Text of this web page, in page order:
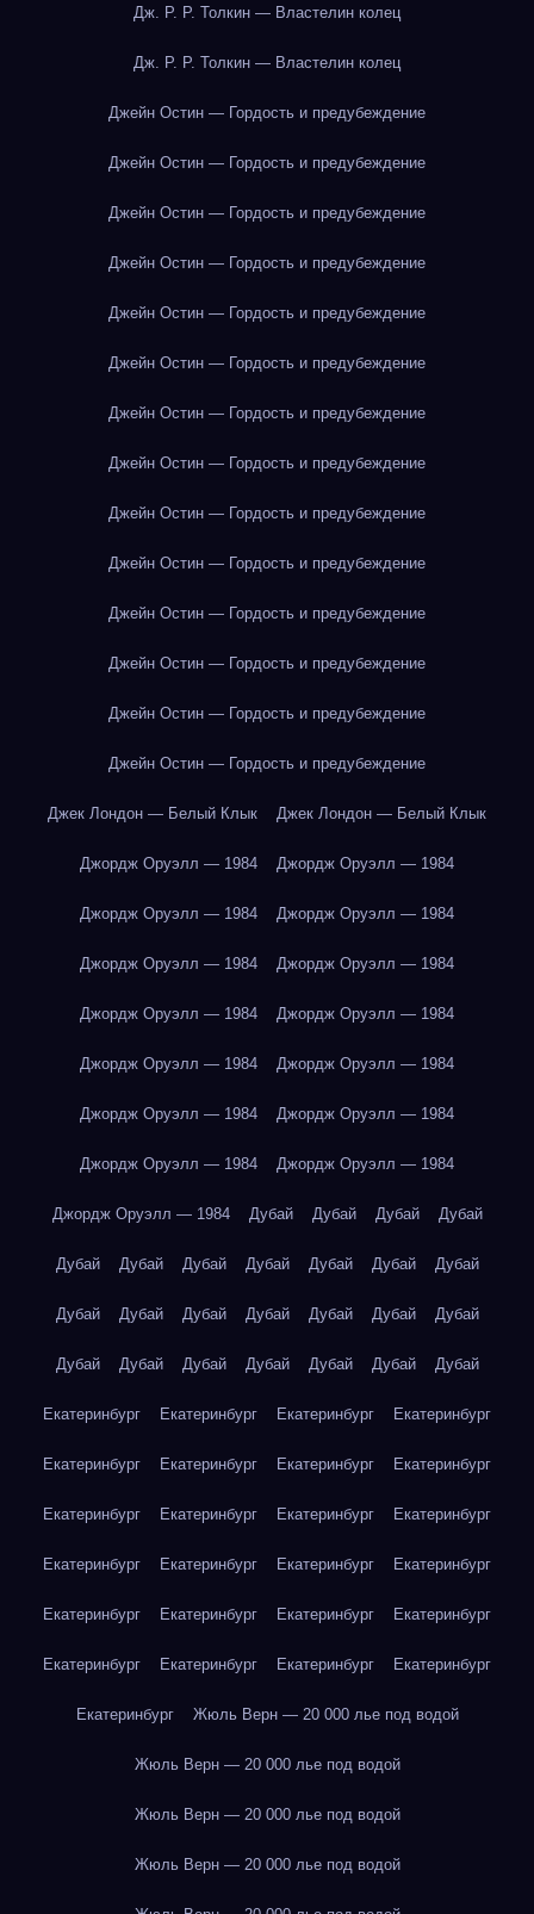
Дж. Р. Р. Толкин — Властелин колец
Дж. Р. Р. Толкин — Властелин колец
Джейн Остин — Гордость и предубеждение
Джейн Остин — Гордость и предубеждение
Джейн Остин — Гордость и предубеждение
Джейн Остин — Гордость и предубеждение
Джейн Остин — Гордость и предубеждение
Джейн Остин — Гордость и предубеждение
Джейн Остин — Гордость и предубеждение
Джейн Остин — Гордость и предубеждение
Джейн Остин — Гордость и предубеждение
Джейн Остин — Гордость и предубеждение
Джейн Остин — Гордость и предубеждение
Джейн Остин — Гордость и предубеждение
Джейн Остин — Гордость и предубеждение
Джейн Остин — Гордость и предубеждение
Джек Лондон — Белый Клык Джек Лондон — Белый Клык
Джордж Оруэлл — 1984 Джордж Оруэлл — 1984
Джордж Оруэлл — 1984 Джордж Оруэлл — 1984
Джордж Оруэлл — 1984 Джордж Оруэлл — 1984
Джордж Оруэлл — 1984 Джордж Оруэлл — 1984
Джордж Оруэлл — 1984 Джордж Оруэлл — 1984
Джордж Оруэлл — 1984 Джордж Оруэлл — 1984
Джордж Оруэлл — 1984 Джордж Оруэлл — 1984
Джордж Оруэлл — 1984 Дубай Дубай Дубай Дубай
Дубай Дубай Дубай Дубай Дубай Дубай Дубай
Дубай Дубай Дубай Дубай Дубай Дубай Дубай
Дубай Дубай Дубай Дубай Дубай Дубай Дубай
Екатеринбург Екатеринбург Екатеринбург Екатеринбург
Екатеринбург Екатеринбург Екатеринбург Екатеринбург
Екатеринбург Екатеринбург Екатеринбург Екатеринбург
Екатеринбург Екатеринбург Екатеринбург Екатеринбург
Екатеринбург Екатеринбург Екатеринбург Екатеринбург
Екатеринбург Екатеринбург Екатеринбург Екатеринбург
Екатеринбург Жюль Верн — 20 000 лье под водой
Жюль Верн — 20 000 лье под водой
Жюль Верн — 20 000 лье под водой
Жюль Верн — 20 000 лье под водой